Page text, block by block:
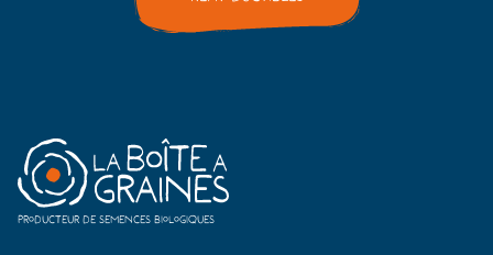
Producteur de semences biologiques